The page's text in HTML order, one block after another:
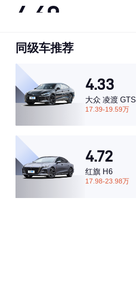
4.69
·外观表现较为优秀，优于65%同级车
·空间表现一般，低于59%同级车
同级车推荐
4.33
大众 凌渡 GTS
17.39-19.59万
4.72
红旗 H6
17.98-23.98万